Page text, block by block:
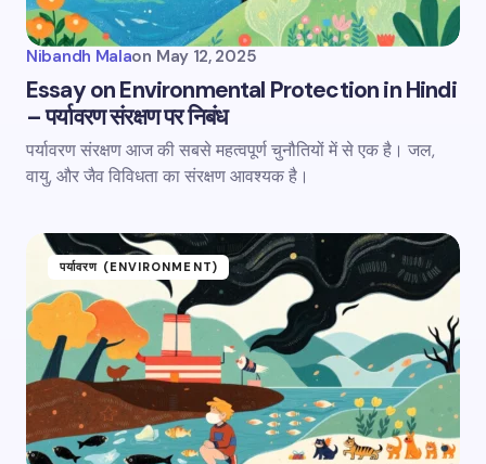
Nibandh Malaon May 12, 2025
Essay on Environmental Protection in Hindi
– पर्यावरण संरक्षण पर निबंध
पर्यावरण संरक्षण आज की सबसे महत्वपूर्ण चुनौतियों में से एक है। जल,
वायु, और जैव विविधता का संरक्षण आवश्यक है।
पर्यावरण (ENVIRONMENT)